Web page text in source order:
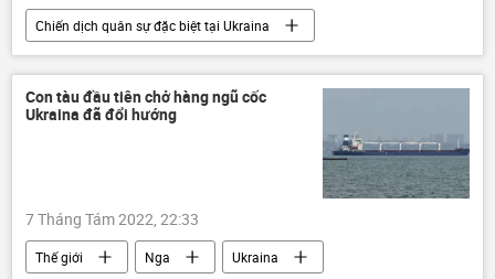
Chiến dịch quân sự đặc biệt tại Ukraina
Thế giới
Ukraina
Nga
Hoa Kỳ
viện trợ quân sự
Cuộc khủng hoảng ở Ukraina
Con tàu đầu tiên chở hàng ngũ cốc
Ukraina đã đổi hướng
7 Tháng Tám 2022, 22:33
Thế giới Nga
Ukraina